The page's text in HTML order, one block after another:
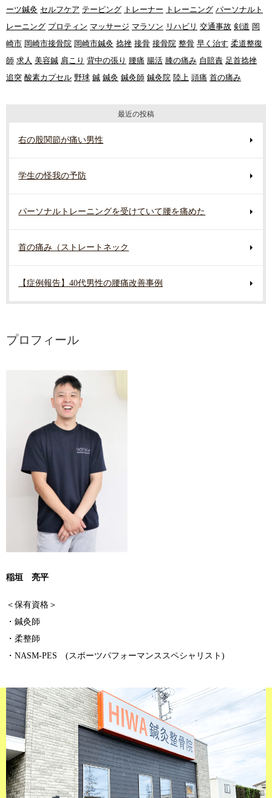
ーツ鍼灸 セルフケア テーピング トレーナー トレーニング パーソナルト
レーニング プロティン マッサージ マラソン リハビリ 交通事故 剣道 岡
崎市 岡崎市接骨院 岡崎市鍼灸 捻挫 接骨 接骨院 整骨 早く治す 柔道整復
師 求人 美容鍼 肩こり 背中の張り 腰痛 腸活 膝の痛み 自賠責 足首捻挫
追突 酸素カプセル 野球 鍼 鍼灸 鍼灸師 鍼灸院 陸上 頭痛 首の痛み
最近の投稿
右の股関節が痛い男性
学生の怪我の予防
パーソナルトレーニングを受けていて腰を痛めた
首の痛み（ストレートネック
【症例報告】40代男性の腰痛改善事例
プロフィール
稲垣 亮平
＜保有資格＞
・鍼灸師
・柔整師
・NASM-PES (スポーツパフォーマンススペシャリスト)